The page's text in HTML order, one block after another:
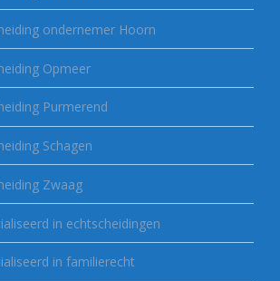
ondernemer Hoorn
Opmeer
Purmerend
Schagen
Zwaag
in echtscheidingen
in familierecht